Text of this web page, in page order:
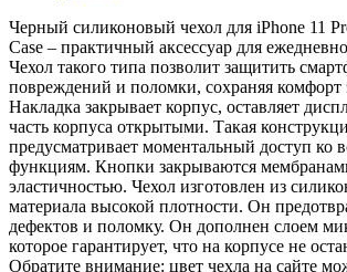
Черный силиконовый чехол для iPhone 11
Case – практичный аксессуар для
Чехол такого типа позволит защитить
повреждений и поломки, сохраняя комфорт
Накладка закрывает корпус, оставляет
часть корпуса открытыми. Такая
предусматривает моментальный доступ ко
функциям. Кнопки закрываются
эластичностью. Чехол изготовлен из
материала высокой плотности. Он
дефектов и поломку. Он дополнен слоем
которое гарантирует, что на корпусе не
Обратите внимание: цвет чехла на сайте